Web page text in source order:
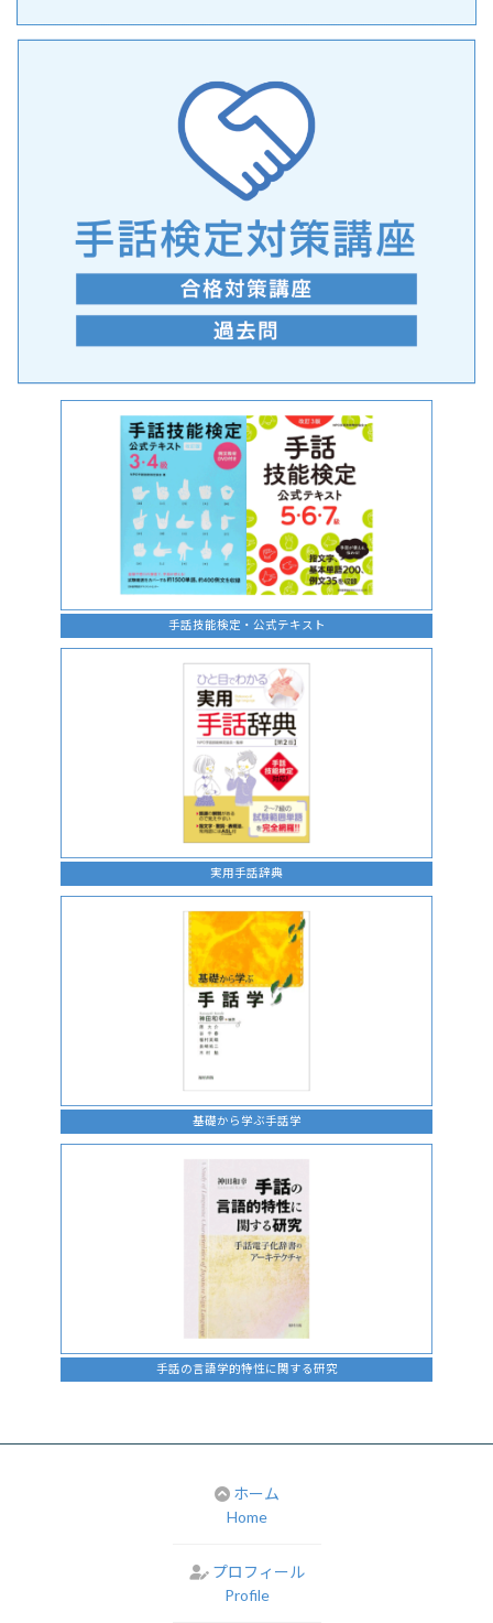
手話技能検定・公式テキスト
実用手話辞典
基礎から学ぶ手話学
手話の言語学的特性に関する研究
ホーム
Home
プロフィール
Profile